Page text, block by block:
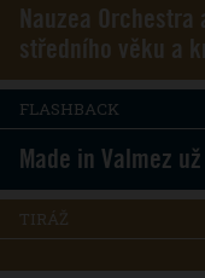
Nauzea
středního věku a
FLASHBACK
Made in Valmez
TIRÁŽ